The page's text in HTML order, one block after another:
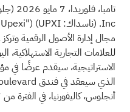
تامبا، فلوريدا، 7 مايو 2026
للعلامات التجارية الاستهلاكية،
أنجلوس، كاليفورنيا، في الفترة من 17 إلى 19 مايو 2026.